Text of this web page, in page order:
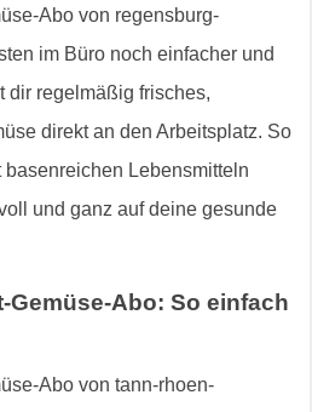
Abo von regensburg-
im Büro noch einfacher und
dir regelmäßig frisches,
direkt an den Arbeitsplatz. So
basenreichen Lebensmitteln
und ganz auf deine gesunde
Gemüse-Abo: So einfach
Abo von tann-rhoen-